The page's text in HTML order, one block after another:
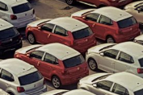
고차 수출